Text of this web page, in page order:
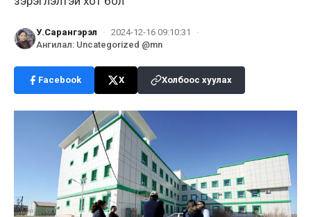
У.Сарангэрэл · 2024-12-16 09:10:31
·
Ангилал: Uncategorized @mn
Facebook X Холбоос хуулах